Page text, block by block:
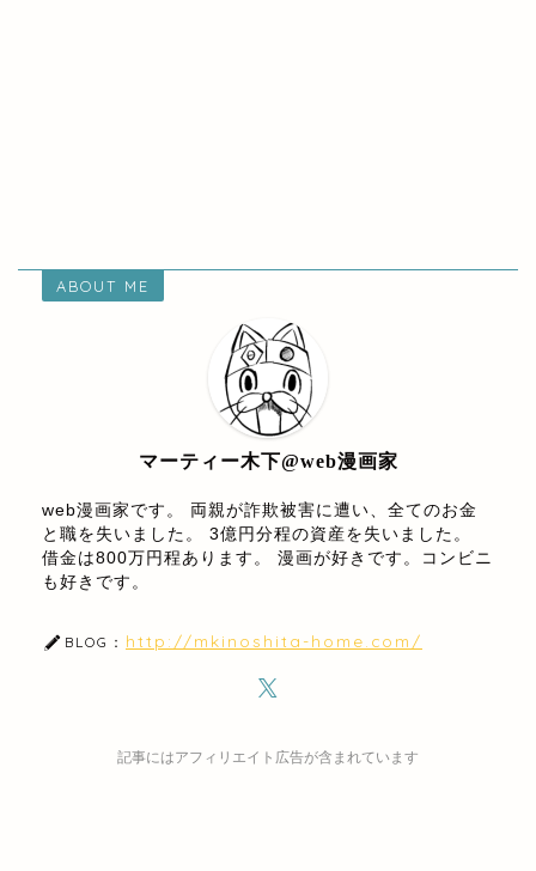
ABOUT ME
マーティー木下@web漫画家
web漫画家です。 両親が詐欺被害に遭い、全てのお金
と職を失いました。 3億円分程の資産を失いました。
借金は800万円程あります。 漫画が好きです。コンビニ
も好きです。
BLOG： http://mkinoshita-home.com/
記事にはアフィリエイト広告が含まれています